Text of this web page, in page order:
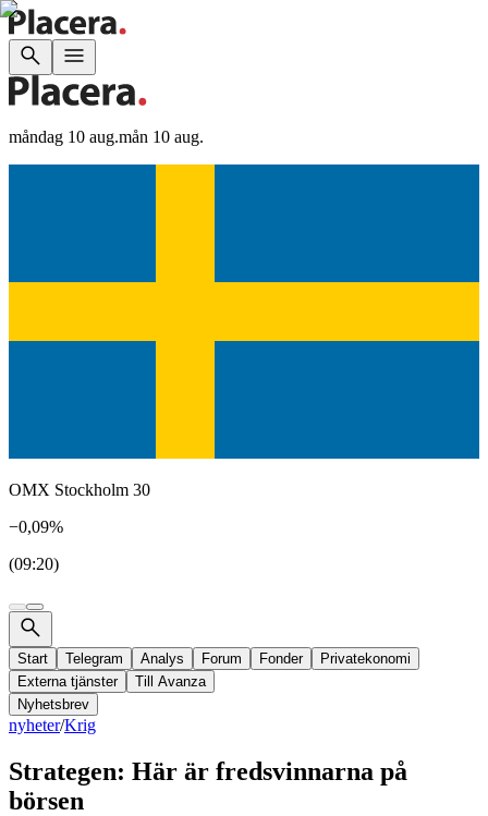
måndag 10 aug.mån 10 aug.
OMX Stockholm 30
−0,09%
(09:20)
Start Telegram Analys Forum Fonder
Privatekonomi
Externa tjänster
Till Avanza
Nyhetsbrev
nyheter/Krig
Strategen: Här är fredsvinnarna på
börsen